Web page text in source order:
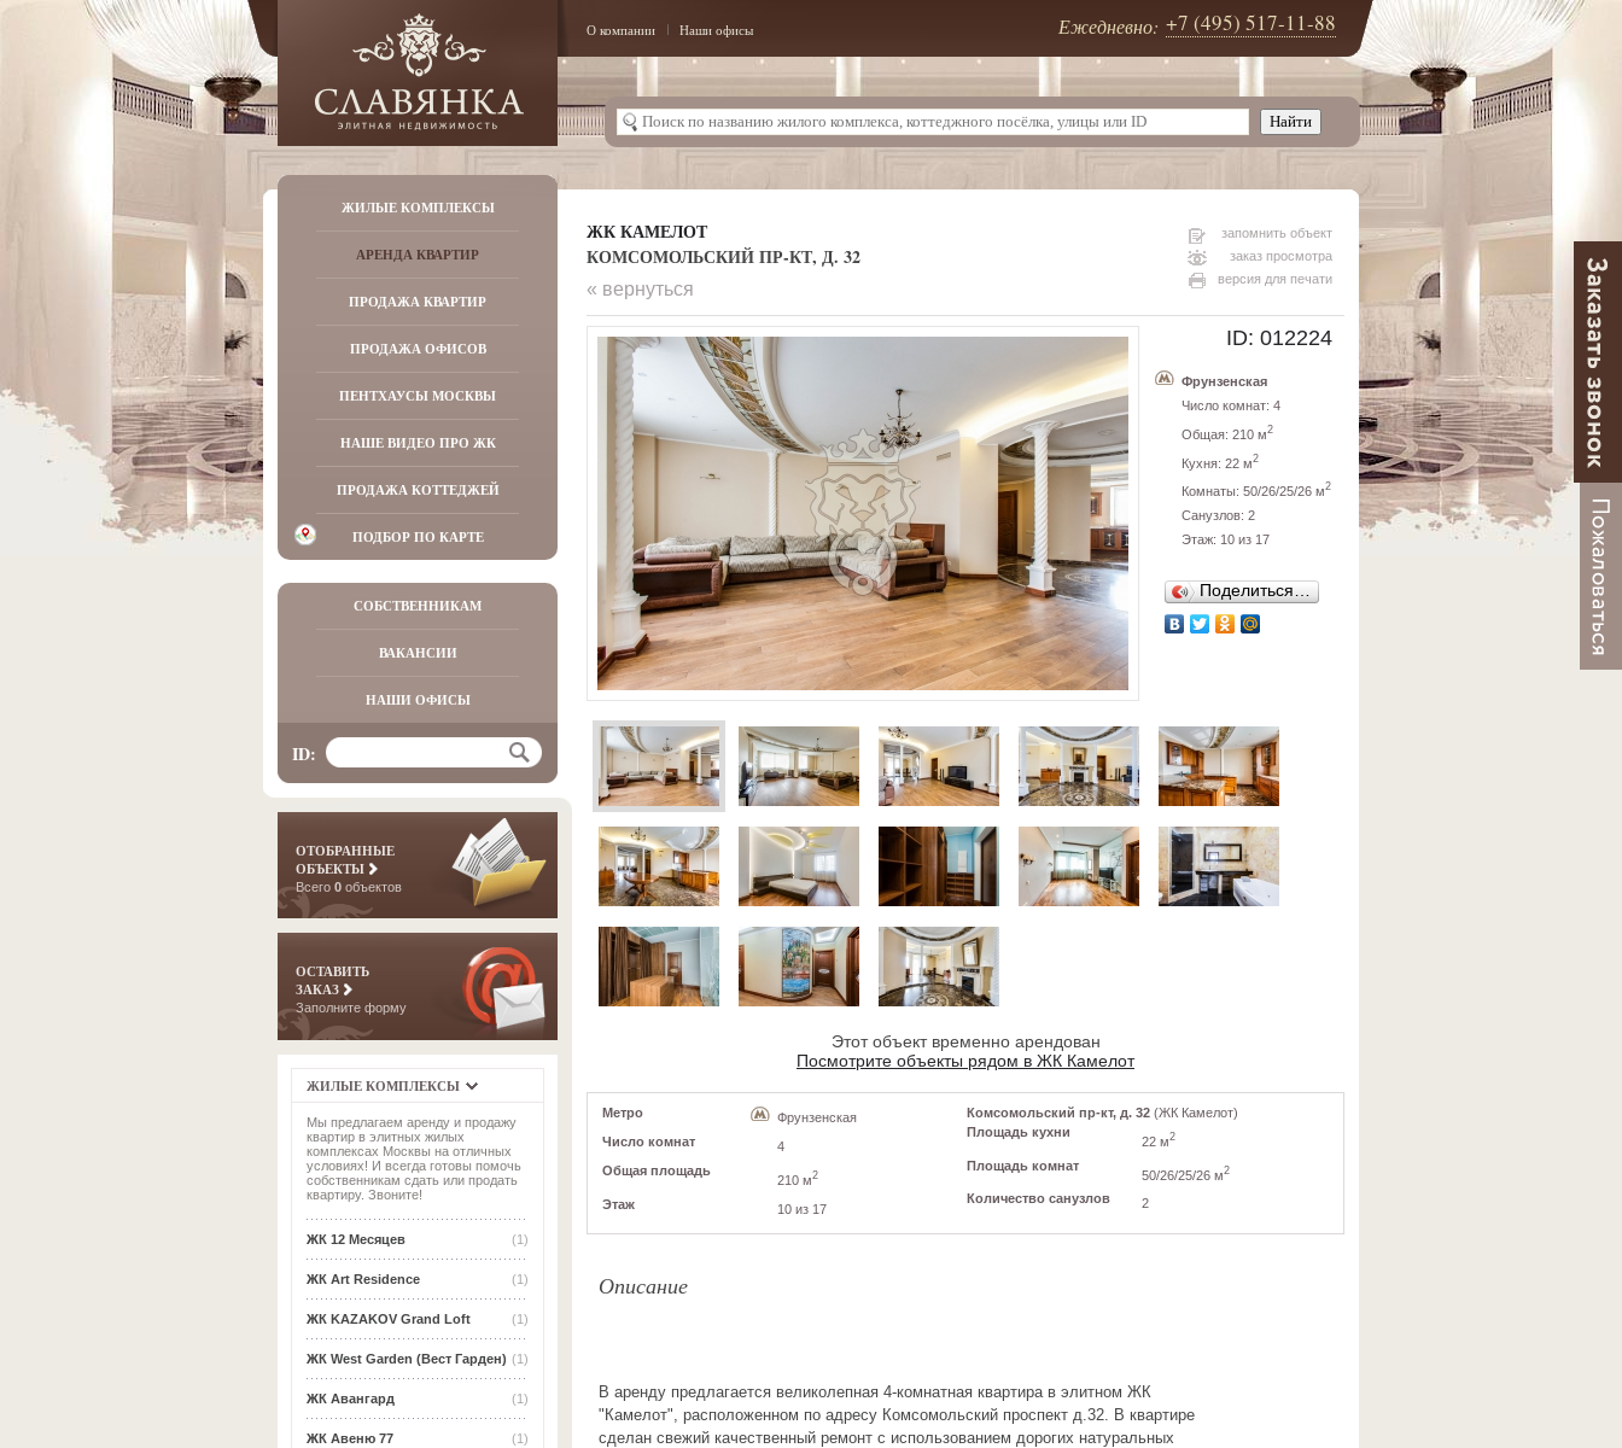
О компании Наши офисы Ежедневно: +7 (495) 517-11-88
ЖИЛЫЕ КОМПЛЕКСЫ
АРЕНДА КВАРТИР
ПРОДАЖА КВАРТИР
ПРОДАЖА ОФИСОВ
ПЕНТХАУСЫ МОСКВЫ
НАШЕ ВИДЕО ПРО ЖК
ПРОДАЖА КОТТЕДЖЕЙ
ПОДБОР ПО КАРТЕ
СОБСТВЕННИКАМ
ВАКАНСИИ
НАШИ ОФИСЫ
ID:
ОТОБРАННЫЕ
ОБЪЕКТЫ
Всего 0 объектов
ОСТАВИТЬ
ЗАКАЗ
Заполните форму
ЖИЛЫЕ КОМПЛЕКСЫ
Мы предлагаем аренду и продажу
квартир в элитных жилых
комплексах Москвы на отличных
условиях! И всегда готовы помочь
собственникам сдать или продать
квартиру. Звоните!
(1)
ЖК 12 Месяцев
(1)
ЖК Art Residence
(1)
ЖК KAZAKOV Grand Loft
(1)
ЖК West Garden (Вест Гарден)
(1)
ЖК Авангард
(1)
ЖК Авеню 77
ЖК КАМЕЛОТ
КОМСОМОЛЬСКИЙ ПР-КТ, Д. 32
запомнить объект
заказ просмотра
версия для печати
« вернуться
ID: 012224
Фрунзенская
Число комнат: 4
Общая: 210 м2
Кухня: 22 м2
Комнаты: 50/26/25/26 м2
Санузлов: 2
Этаж: 10 из 17
Поделиться…
Этот объект временно арендован
Посмотрите объекты рядом в ЖК Камелот
Метро
Фрунзенская
Число комнат
4
Общая площадь
210 м2
Этаж 10 из 17
Комсомольский пр-кт, д. 32 (ЖК Камелот)
Площадь кухни
22 м2
Площадь комнат
50/26/25/26 м2
Количество санузлов 2
Описание
В аренду предлагается великолепная 4-комнатная квартира в элитном ЖК
"Камелот", расположенном по адресу Комсомольский проспект д.32. В квартире
сделан свежий качественный ремонт с использованием дорогих натуральных